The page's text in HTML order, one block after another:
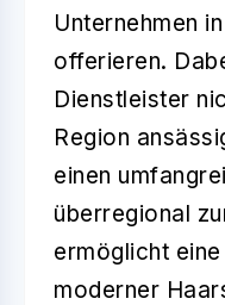
Unternehmen in
offerieren.
Dienstleister
Region
einen
überregional
ermöglicht
moderner